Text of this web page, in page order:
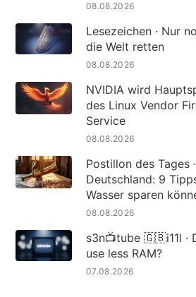
08.08.2026
Lesezeichen · Nur
die Welt retten
08.08.2026
NVIDIA wird
des Linux Vendor
Service
08.08.2026
Postillon des Tages
Deutschland: 9
Wasser sparen
08.08.2026
s3n📺tube 🇬🇧i11l ·
use less RAM?
07.08.2026